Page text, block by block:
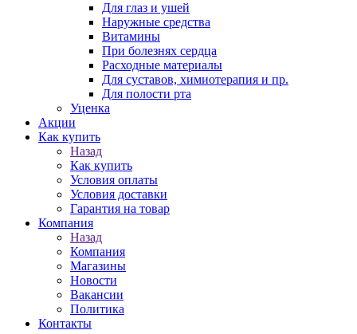
Для глаз и ушей
Наружные средства
Витамины
При болезнях сердца
Расходные материалы
Для суставов, химиотерапия и пр.
Для полости рта
Уценка
Акции
Как купить
Назад
Как купить
Условия оплаты
Условия доставки
Гарантия на товар
Компания
Назад
Компания
Магазины
Новости
Вакансии
Политика
Контакты